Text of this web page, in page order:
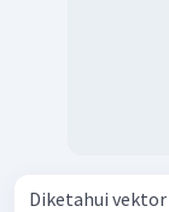
Diketahui vektor